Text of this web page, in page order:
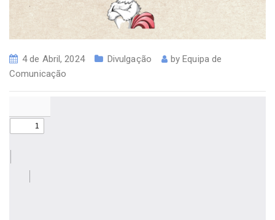
4 de Abril, 2024 Divulgação byEquipa de
Comunicação